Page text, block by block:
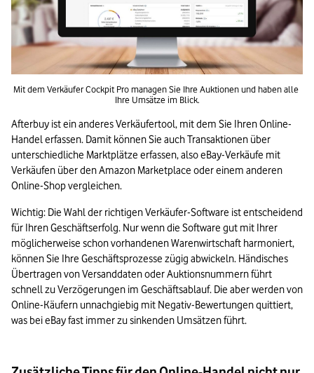
Mit dem Verkäufer Cockpit Pro managen Sie Ihre Auktionen und haben alle
Ihre Umsätze im Blick.
Afterbuy ist ein anderes Verkäufertool, mit dem Sie Ihren Online-
Handel erfassen. Damit können Sie auch Transaktionen über
unterschiedliche Marktplätze erfassen, also eBay-Verkäufe mit
Verkäufen über den Amazon Marketplace oder einem anderen
Online-Shop vergleichen.
Wichtig: Die Wahl der richtigen Verkäufer-Software ist entscheidend
für Ihren Geschäftserfolg. Nur wenn die Software gut mit Ihrer
möglicherweise schon vorhandenen Warenwirtschaft harmoniert,
können Sie Ihre Geschäftsprozesse zügig abwickeln. Händisches
Übertragen von Versanddaten oder Auktionsnummern führt
schnell zu Verzögerungen im Geschäftsablauf. Die aber werden von
Online-Käufern unnachgiebig mit Negativ-Bewertungen quittiert,
was bei eBay fast immer zu sinkenden Umsätzen führt.